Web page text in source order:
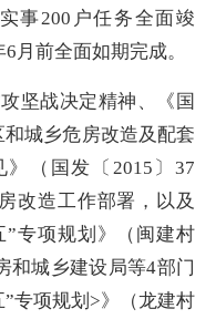
事200 户任务全面竣
6 月前全面如期完成。
坚战决定精神、《国
城乡危房改造及配套
（国发〔 2015 〕37
改造工作部署，以及
”专项规划》（闽建村
和城乡建设局等4部门
专项规划 >》（龙建村